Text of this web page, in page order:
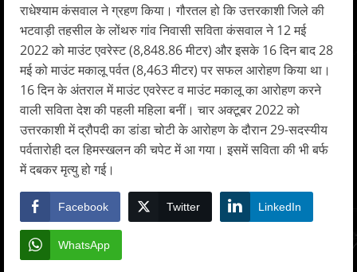
राधेश्याम कंसवाल ने ग्रहण किया। गौरतल हो कि उत्तरकाशी जिले की
भटवाड़ी तहसील के लोंथरु गांव निवासी सविता कंसवाल ने 12 मई
2022 को माउंट एवरेस्ट (8,848.86 मीटर) और इसके 16 दिन बाद 28
मई को माउंट मकालू पर्वत (8,463 मीटर) पर सफल आरोहण किया था।
16 दिन के अंतराल में माउंट एवरेस्ट व माउंट मकालू का आरोहण करने
वाली सविता देश की पहली महिला बनीं। चार अक्टूबर 2022 को
उत्तरकाशी में द्रौपदी का डांडा चोटी के आरोहण के दौरान 29-सदस्यीय
पर्वतारोही दल हिमस्खलन की चपेट में आ गया। इसमें सविता की भी बर्फ
में दबकर मृत्यु हो गई।
Facebook Twitter LinkedIn
WhatsApp